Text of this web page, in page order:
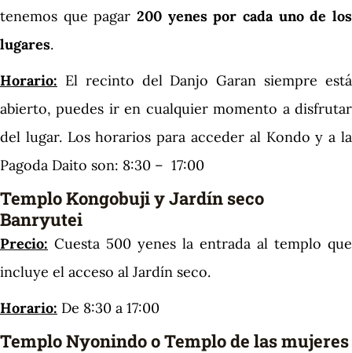
tenemos que pagar 200 yenes por cada uno de los
lugares.
Horario: El recinto del Danjo Garan siempre está
abierto, puedes ir en cualquier momento a disfrutar
del lugar. Los horarios para acceder al Kondo y a la
Pagoda Daito son: 8:30 – 17:00
Templo Kongobuji y Jardín seco
Banryutei
Precio: Cuesta 500 yenes la entrada al templo que
incluye el acceso al Jardín seco.
Horario: De 8:30 a 17:00
Templo Nyonindo o Templo de las mujeres